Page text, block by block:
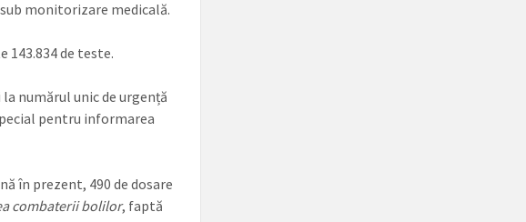
monitorizare medicală.
143.834 de teste.
numărul unic de urgență
pentru informarea
în prezent, 490 de dosare
combaterii bolilor, faptă